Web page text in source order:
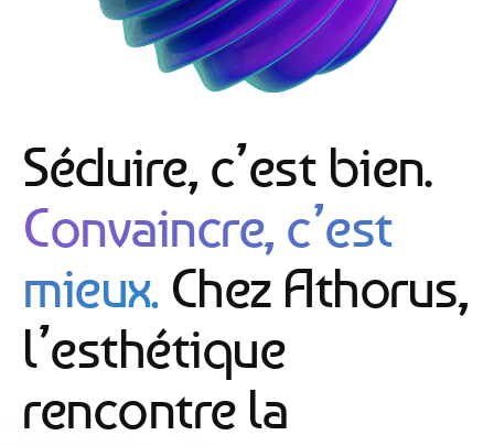
Séduire, c’est bien.
Convaincre, c’est
mieux. Chez Athorus,
l’esthétique
rencontre la